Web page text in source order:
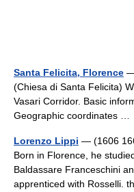
Santa Felicita, Florence —
(Chiesa di Santa Felicita)
Vasari Corridor. Basic
Geographic coordinates …
Lorenzo Lippi — (1606
Born in Florence, he
Baldassare Franceschini
apprenticed with Rosselli.